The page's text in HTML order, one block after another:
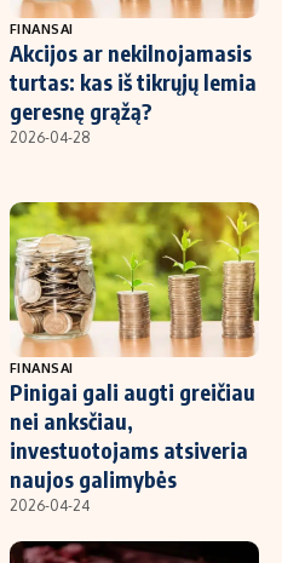
FINANSAI
Akcijos ar nekilnojamasis
turtas: kas iš tikrųjų lemia
geresnę grąžą?
2026-04-28
FINANSAI
Pinigai gali augti greičiau
nei anksčiau,
investuotojams atsiveria
naujos galimybės
2026-04-24